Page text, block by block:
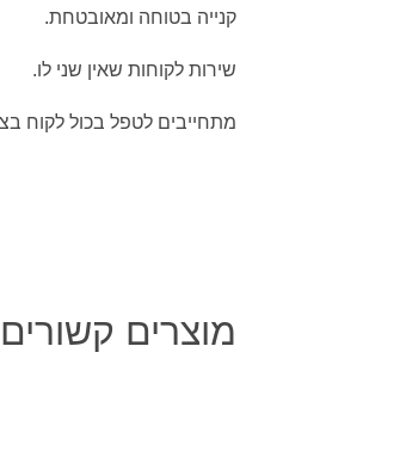
קנייה בטוחה ומאובטחת.
שירות לקוחות שאין שני לו.
מתחייבים לטפל בכול לקוח
מוצרים קשורים